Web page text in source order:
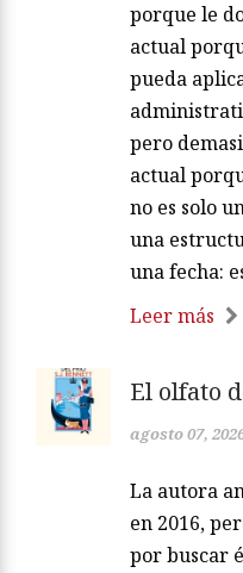
porque le
actual
pueda
pero
actual
no es solo
una
una fecha:
Leer más
El olfato
agosto 07,
La autora
en 2016,
por buscar